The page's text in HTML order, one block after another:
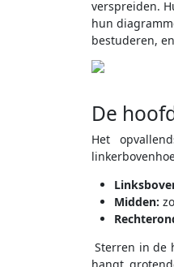
verspreiden.
hun
bestuderen,
De
Het
Midden:
Sterren in de